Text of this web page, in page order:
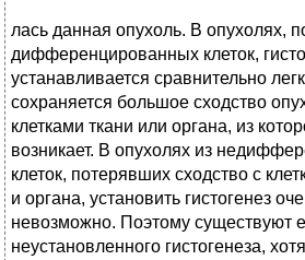
лась данная опухоль. В опухолях,
дифференцированных клеток,
устанавливается сравнительно
сохраняется большое сходство
клетками ткани или органа, из
возникает. В опухолях из
клеток, потерявших сходство с
и органа, установить гистогенез
невозможно. Поэтому существуют
неустановленного гистогенеза,